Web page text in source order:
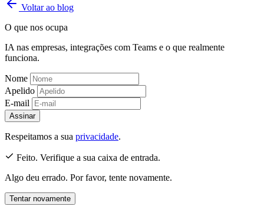
Voltar ao blog
O que nos ocupa
IA nas empresas, integrações com Teams e o que realmente
funciona.
Nome
Apelido
E-mail
Assinar
Respeitamos a sua privacidade.
Feito. Verifique a sua caixa de entrada.
Algo deu errado. Por favor, tente novamente.
Tentar novamente